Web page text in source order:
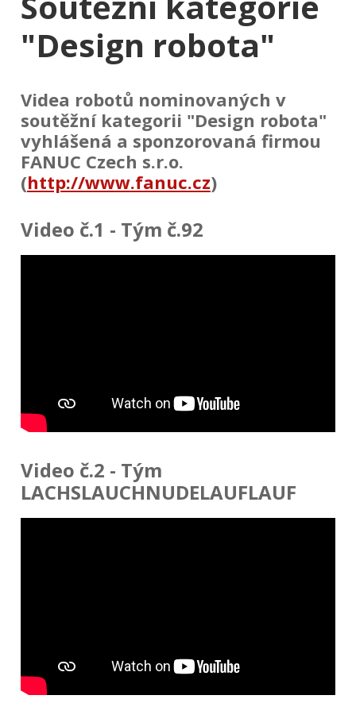
"Design robota"
Videa robotů nominovaných v
soutěžní kategorii "Design robota"
vyhlášená a sponzorovaná firmou
FANUC Czech s.r.o.
(http://www.fanuc.cz)
Video č.1 - Tým č.92
Video č.2 - Tým
LACHSLAUCHNUDELAUFLAUF